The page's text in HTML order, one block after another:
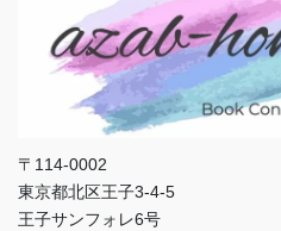
〒114-0002
東京都北区王子3-4-5
王子サンフォレ6号